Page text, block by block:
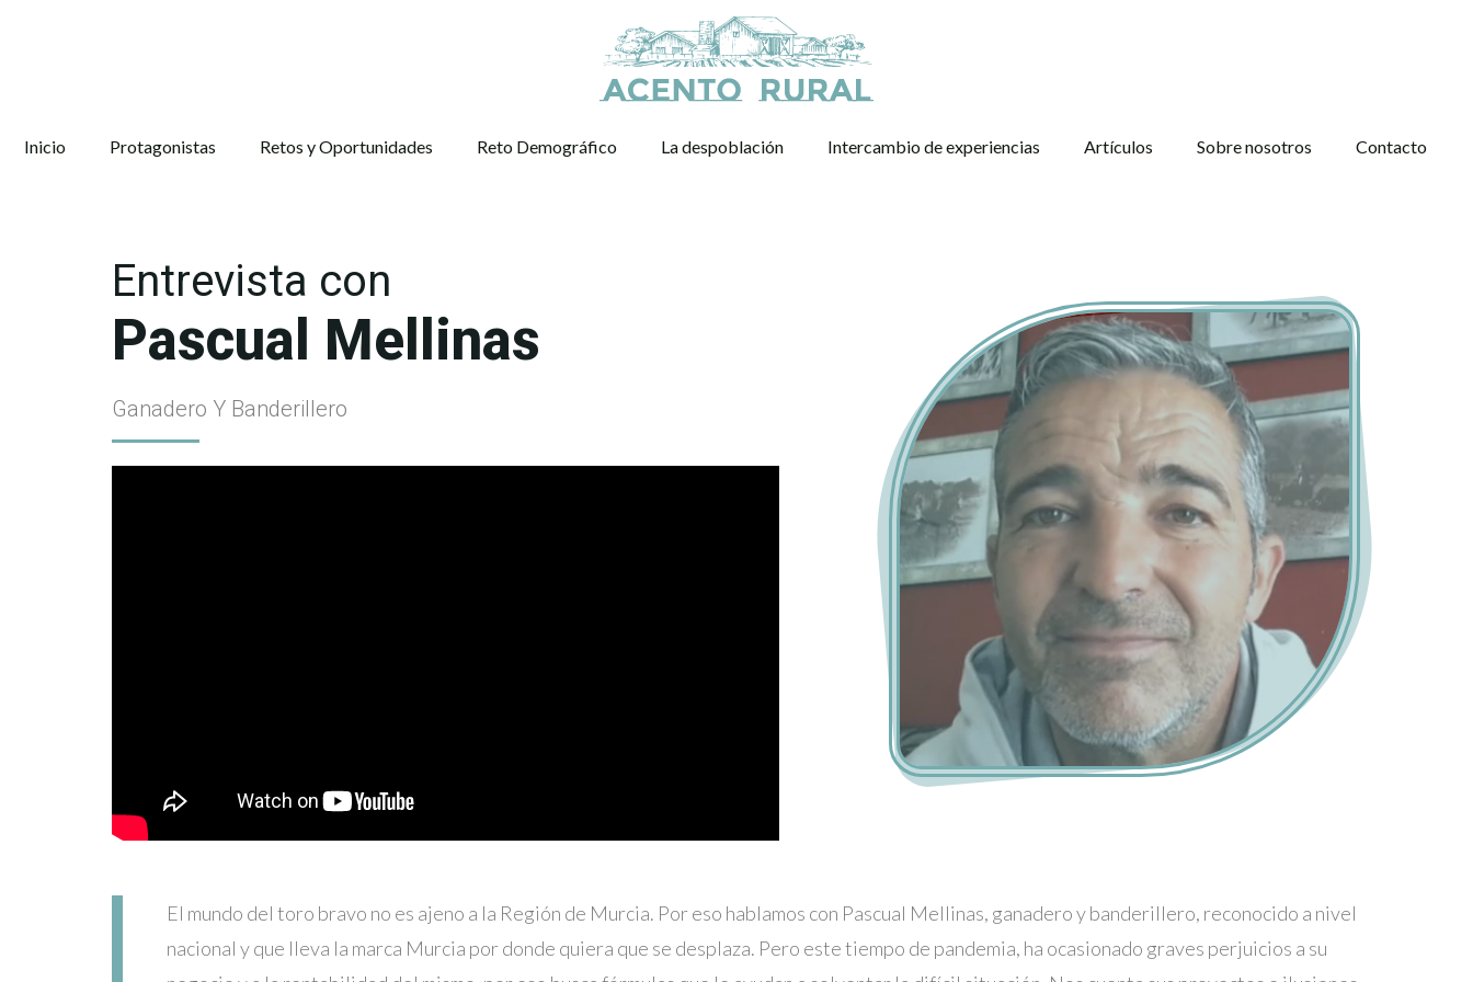
Inicio Protagonistas Retos y Oportunidades Reto Demográfico La despoblación Intercambio de experiencias Artículos Sobre nosotros Contacto
Entrevista con
Pascual Mellinas
Ganadero Y Banderillero
El mundo del toro bravo no es ajeno a la Región de Murcia. Por eso hablamos con Pascual Mellinas, ganadero y banderillero, reconocido a nivel
nacional y que lleva la marca Murcia por donde quiera que se desplaza. Pero este tiempo de pandemia, ha ocasionado graves perjuicios a su